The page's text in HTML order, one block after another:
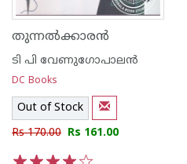
തുന്നല്‍ക്കാരന്‍
ടി പി വേണുഗോപാലന്‍
DC Books
Out of Stock
Rs 170.00 Rs 161.00